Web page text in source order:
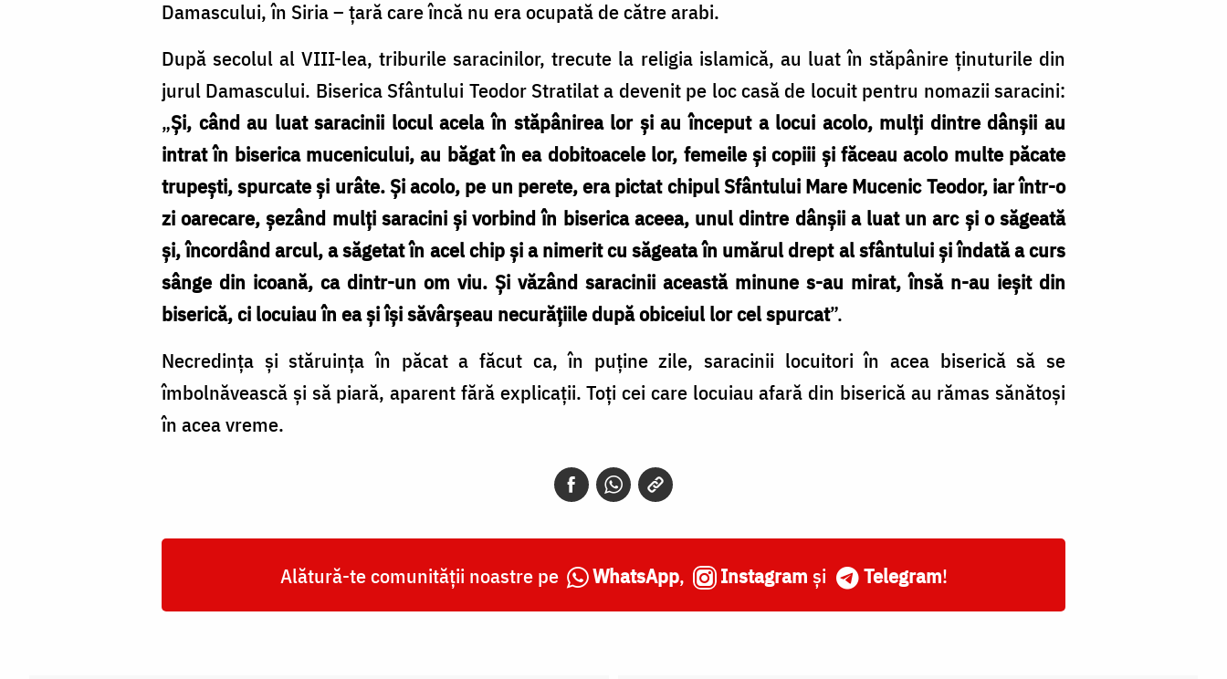
Damascului, în Siria – țară care încă nu era ocupată de către arabi.
După secolul al VIII-lea, triburile saracinilor, trecute la religia islamică, au luat în stăpânire ținuturile din
jurul Damascului. Biserica Sfântului Teodor Stratilat a devenit pe loc casă de locuit pentru nomazii saracini:
„Şi, când au luat saracinii locul acela în stăpânirea lor şi au început a locui acolo, mulţi dintre dânşii au
intrat în biserica mucenicului, au băgat în ea dobitoacele lor, femeile şi copiii şi făceau acolo multe păcate
trupeşti, spurcate şi urâte. Şi acolo, pe un perete, era pictat chipul Sfântului Mare Mucenic Teodor, iar într-o
zi oarecare, şezând mulţi saracini şi vorbind în biserica aceea, unul dintre dânşii a luat un arc şi o săgeată
şi, încordând arcul, a săgetat în acel chip şi a nimerit cu săgeata în umărul drept al sfântului şi îndată a curs
sânge din icoană, ca dintr-un om viu. Şi văzând saracinii această minune s-au mirat, însă n-au ieşit din
biserică, ci locuiau în ea şi îşi săvârşeau necurăţiile după obiceiul lor cel spurcat”.
Necredința și stăruința în păcat a făcut ca, în puține zile, saracinii locuitori în acea biserică să se
îmbolnăvească și să piară, aparent fără explicații. Toți cei care locuiau afară din biserică au rămas sănătoşi
în acea vreme.
Alătură-te comunității noastre pe WhatsApp, Instagram și Telegram!